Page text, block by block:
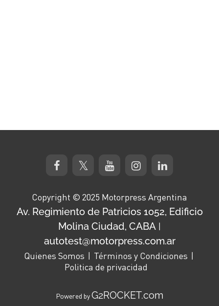
Copyright © 2025 Motorpress Argentina
Av. Regimiento de Patricios 1052, Edificio
Molina Ciudad, CABA |
autotest@motorpress.com.ar
Quienes Somos
Términos y Condiciones
Politica de privacidad
Powered byG2ROCKET.com